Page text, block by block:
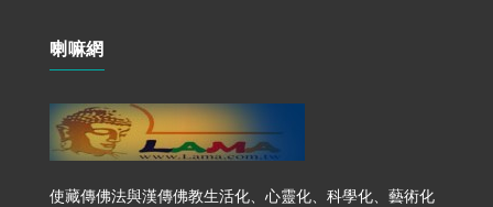
喇嘛網
使藏傳佛法與漢傳佛教生活化、心靈化、科學化、藝術化